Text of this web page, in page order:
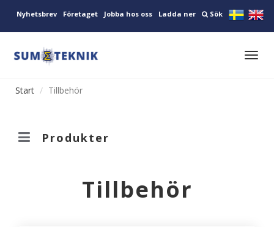
Nyhetsbrev Företaget Jobba hos oss Ladda ner Sök
Start
Tillbehör
Produkter
Tillbehör